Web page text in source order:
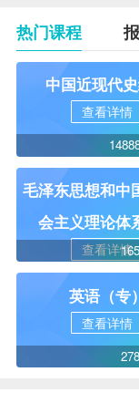
热门课程
中国近现代
查看详情
毛泽东思想和中
会主义理论体
查看详情
英语（专）
查看详情